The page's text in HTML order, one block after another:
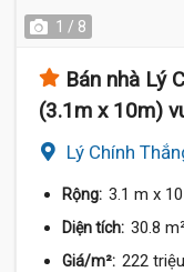
1 / 8
Bán nhà Lý
(3.1m x 10m)
Lý Chính
Rộng: 3.1 m x
Diện tích: 30.8
Giá/m²: 222